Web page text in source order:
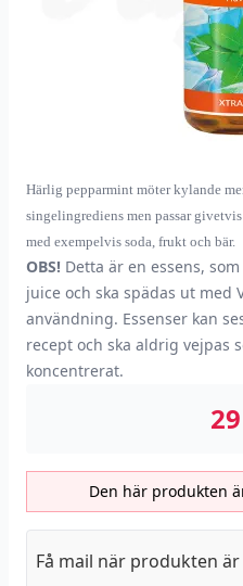
Härlig pepparmint möter kylande
singelingrediens men passar
med exempelvis soda, frukt och bär.
OBS! Detta är en essens,
juice och ska spädas ut med
användning. Essenser kan
recept och ska aldrig vejpas
koncentrerat.
29
Den här produkten
Få mail när produkten